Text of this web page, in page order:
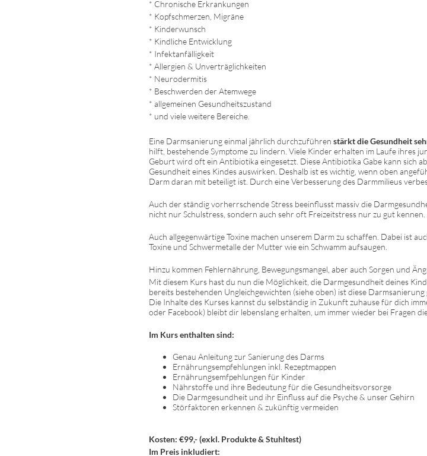
* Chronische Erkrankungen
* Kopfschmerzen, Migräne
* Kinderwunsch
* Kindliche Entwicklung
* Infektanfälligkeit
* Allergien & Unverträglichkeiten
* Neurodermitis
* Beschwerden der Atemwege
* allgemeinen Gesundheitszustand
* und viele weitere Bereiche.
Eine Darmsanierung einmal jährlich durchzuführen stärkt die Gesundheit
hilft, bestehende Symptome zu lindern. Viele Kinder erhalten im Laufe ihres
Geburt wird oft ein Antibiotika eingesetzt. Diese Antibiotika Gabe kann sich
Gesundheit eines Kindes auswirken. Deshalb ist es wichtig, wenn oben
Darm daran mit beteiligt ist. Durch eine Verbesserung des Darmmilieus
Auch der ständig vorherrschende Stress beeinflusst massiv die
nicht nur Schulstress, sondern auch sehr oft Freizeitstress nur zu gut kennen.
Auch allgegenwärtige Toxine machen unserem Darm zu schaffen. Dabei ist
Toxine und Schwermetalle der Mutter wie ein Schwamm aufsaugen.
Hinzu kommen Fehlernährung, Bewegungsmangel, aber auch Sorgen und
Mit diesem Kurs hast du nun die Möglichkeit, die Darmgesundheit deines
bereits bestehenden Ungleichgewichten (siehe oben) ist diese Darmsanierung
Die Inhalte des Kurses kannst du selbständig in Zukunft zuhause für dich
oder Facebook) bleibt dir lebenslang erhalten, um immer wieder bei Fragen
Im Kurs enthalten sind:
Genau Anleitung zur Sanierung des Darms
Ernährungsempfehlungen inkl. Rezeptmappen
Ernährungsemfpehlungen für Kinder
Nährstoffe und ihre Bedeutung für die Gesundheitsvorsorge
Die Darmgesundheit und ihr Einfluss auf die Psyche & unser Gehirn
Störfaktoren erkennen & zukünftig vermeiden
Kosten: €99,- (exkl. Produkte & Stuhltest)
Im Preis inkludiert: